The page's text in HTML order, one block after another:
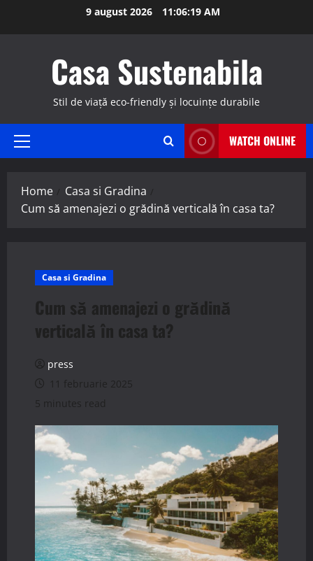
9 august 2026 11:06:20 AM
Casa Sustenabila
Stil de viață eco-friendly și locuințe durabile
Primary
WATCH ONLINE
Home
Casa si Gradina
Cum să amenajezi o grădină verticală în casa ta?
Casa si Gradina
Cum să amenajezi o grădină
verticală în casa ta?
press
11 februarie 2025
5 minutes read